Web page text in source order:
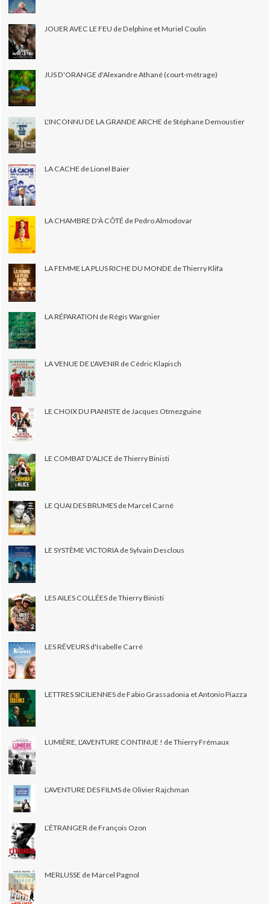
JOUER AVEC LE FEU de Delphine et Muriel Coulin
JUS D'ORANGE d'Alexandre Athané (court-métrage)
L'INCONNU DE LA GRANDE ARCHE de Stéphane Demoustier
LA CACHE de Lionel Baier
LA CHAMBRE D'À CÔTÉ de Pedro Almodovar
LA FEMME LA PLUS RICHE DU MONDE de Thierry Klifa
LA RÉPARATION de Régis Wargnier
LA VENUE DE L'AVENIR de Cédric Klapisch
LE CHOIX DU PIANISTE de Jacques Otmezguine
LE COMBAT D'ALICE de Thierry Binisti
LE QUAI DES BRUMES de Marcel Carné
LE SYSTÈME VICTORIA de Sylvain Desclous
LES AILES COLLÉES de Thierry Binisti
LES RÊVEURS d'Isabelle Carré
LETTRES SICILIENNES de Fabio Grassadonia et Antonio Piazza
LUMIÈRE, L'AVENTURE CONTINUE ! de Thierry Frémaux
L’AVENTURE DES FILMS de Olivier Rajchman
L’ÉTRANGER de François Ozon
MERLUSSE de Marcel Pagnol